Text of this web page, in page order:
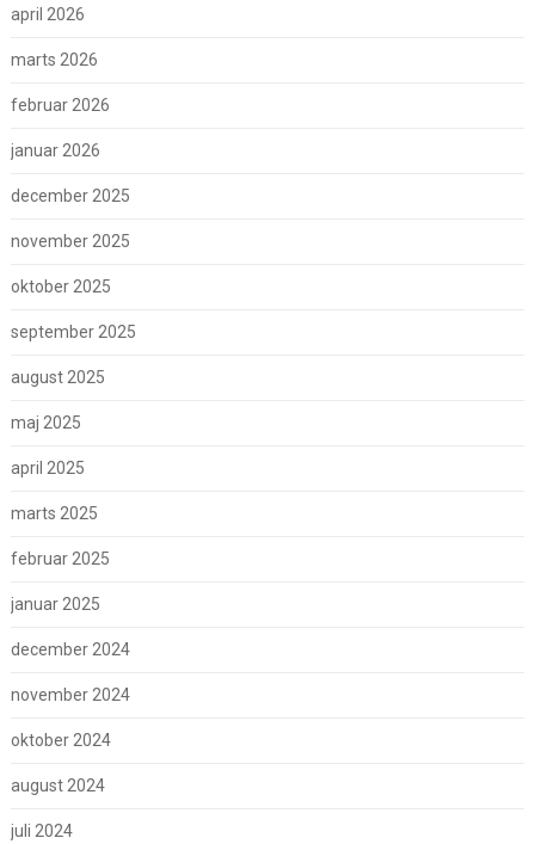
april 2026
marts 2026
februar 2026
januar 2026
december 2025
november 2025
oktober 2025
september 2025
august 2025
maj 2025
april 2025
marts 2025
februar 2025
januar 2025
december 2024
november 2024
oktober 2024
august 2024
juli 2024